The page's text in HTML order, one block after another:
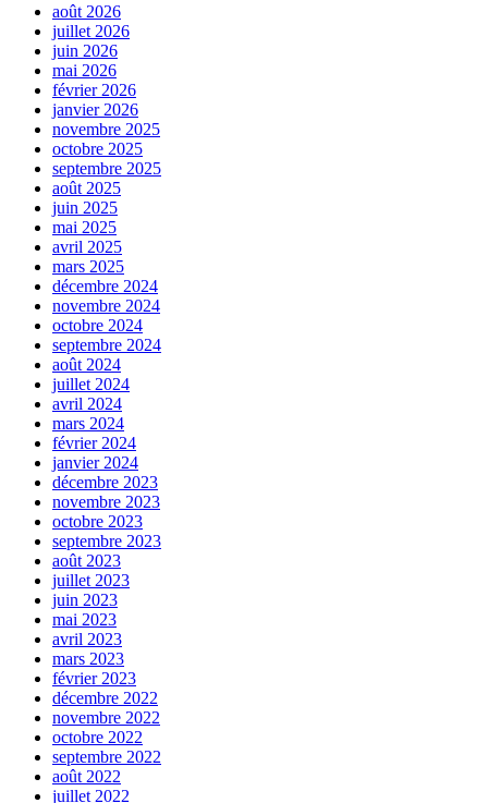
août 2026
juillet 2026
juin 2026
mai 2026
février 2026
janvier 2026
novembre 2025
octobre 2025
septembre 2025
août 2025
juin 2025
mai 2025
avril 2025
mars 2025
décembre 2024
novembre 2024
octobre 2024
septembre 2024
août 2024
juillet 2024
avril 2024
mars 2024
février 2024
janvier 2024
décembre 2023
novembre 2023
octobre 2023
septembre 2023
août 2023
juillet 2023
juin 2023
mai 2023
avril 2023
mars 2023
février 2023
décembre 2022
novembre 2022
octobre 2022
septembre 2022
août 2022
juillet 2022